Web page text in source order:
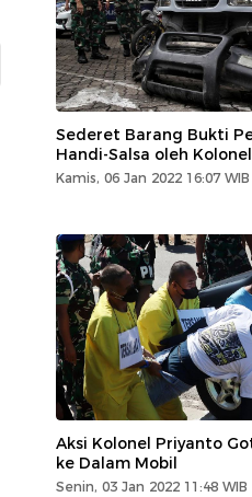
Sederet Barang Bukti
Handi-Salsa oleh
Kamis, 06 Jan 2022 16:07 WIB
Aksi Kolonel Priyanto
ke Dalam Mobil
Senin, 03 Jan 2022 11:48 WIB